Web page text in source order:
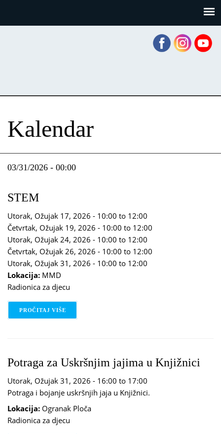
Kalendar
03/31/2026 - 00:00
STEM
Utorak, Ožujak 17, 2026 - 10:00 to 12:00
Četvrtak, Ožujak 19, 2026 - 10:00 to 12:00
Utorak, Ožujak 24, 2026 - 10:00 to 12:00
Četvrtak, Ožujak 26, 2026 - 10:00 to 12:00
Utorak, Ožujak 31, 2026 - 10:00 to 12:00
Lokacija: MMD
Radionica za djecu
PROČITAJ VIŠE
Potraga za Uskršnjim jajima u Knjižnici
Utorak, Ožujak 31, 2026 - 16:00 to 17:00
Potraga i bojanje uskršnjih jaja u Knjižnici.
Lokacija: Ogranak Ploča
Radionica za djecu